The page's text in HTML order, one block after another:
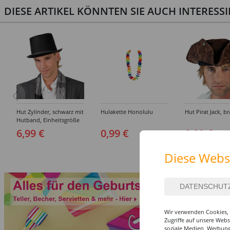
DIESE ARTIKEL KÖNNTEN SIE AUCH
Hut Zylinder, schwarz mit
Hutband, Einheitsgröße
6,99 €
Hulakette Honolulu
0,99 €
Hut Pirat Jack,
8,99 €
Diese
Wir verwenden
Zugriffe auf unsere
soziale Medien,